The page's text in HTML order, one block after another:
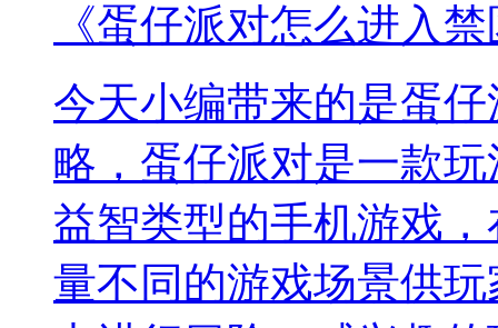
《蛋仔派对怎么进入
今天小编带来的是蛋
略，蛋仔派对是一款
益智类型的手机游戏
量不同的游戏场景供